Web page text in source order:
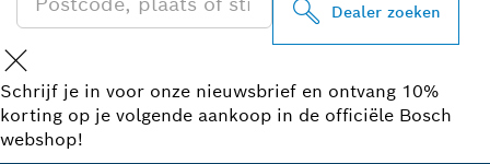
Dealer zoeken
Schrijf je in voor onze nieuwsbrief en ontvang 10%
korting op je volgende aankoop in de officiële Bosch
webshop!